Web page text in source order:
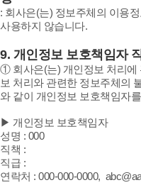
: 회사은(는) 정보주체의 이용
사용하지 않습니다.
9. 개인정보 보호책임자
① 회사은(는) 개인정보 처리에
보 처리와 관련한 정보주체의
와 같이 개인정보 보호책임자
▶ 개인정보 보호책임자
성명 : 000
직책 :
직급 :
연락처 : 000-000-0000,